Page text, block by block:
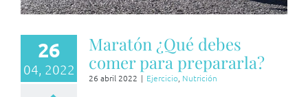
26
04, 2022
Maratón ¿Qué debes
comer para prepararla?
26 abril 2022 | Ejercicio Nutrición